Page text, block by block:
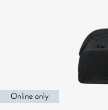
Online only